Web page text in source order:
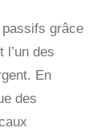
grâce
des
En
des